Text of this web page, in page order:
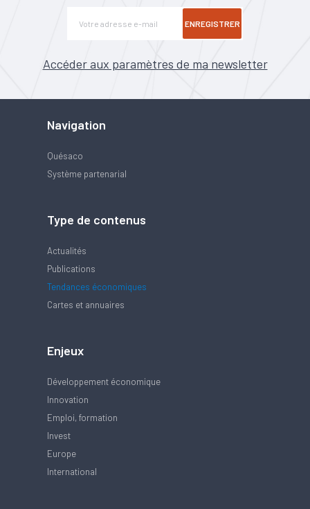
ENREGISTRER
Accéder aux paramètres de ma newsletter
Navigation
Quésaco
Système partenarial
Type de contenus
Actualités
Publications
Tendances économiques
Cartes et annuaires
Enjeux
Développement économique
Innovation
Emploi, formation
Invest
Europe
International